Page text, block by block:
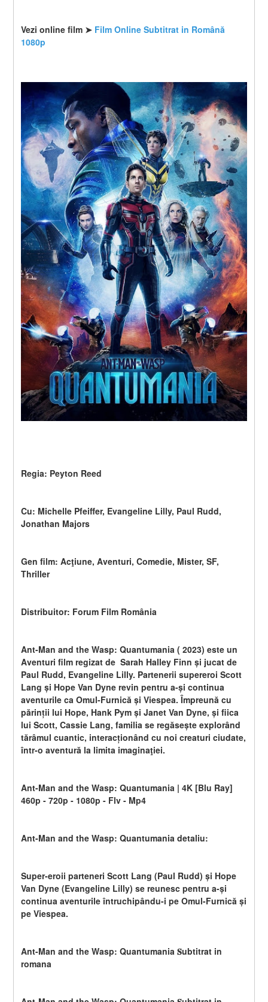
Vezi online film ➤ Film Online Subtitrat in Română
1080p
Regia: Peyton Reed
Cu: Michelle Pfeiffer, Evangeline Lilly, Paul Rudd,
Jonathan Majors
Gen film: Acţiune, Aventuri, Comedie, Mister, SF,
Thriller
Distribuitor: Forum Film România
Ant-Man and the Wasp: Quantumania ( 2023) este un
Aventuri film regizat de  Sarah Halley Finn și jucat de
Paul Rudd, Evangeline Lilly. Partenerii supereroi Scott
Lang și Hope Van Dyne revin pentru a-și continua
aventurile ca Omul-Furnică și Viespea. Împreună cu
părinții lui Hope, Hank Pym și Janet Van Dyne, și fiica
lui Scott, Cassie Lang, familia se regăsește explorând
tărâmul cuantic, interacționând cu noi creaturi ciudate,
într-o aventură la limita imaginaţiei.
Ant-Man and the Wasp: Quantumania | 4K [Blu Ray]
460p - 720p - 1080p - Flv - Mp4
Ant-Man and the Wasp: Quantumania detaliu:
Super-eroii parteneri Scott Lang (Paul Rudd) și Hope
Van Dyne (Evangeline Lilly) se reunesc pentru a-și
continua aventurile întruchipându-i pe Omul-Furnică și
pe Viespea.
Ant-Man and the Wasp: Quantumania 𝐒ubtitrat in
romana